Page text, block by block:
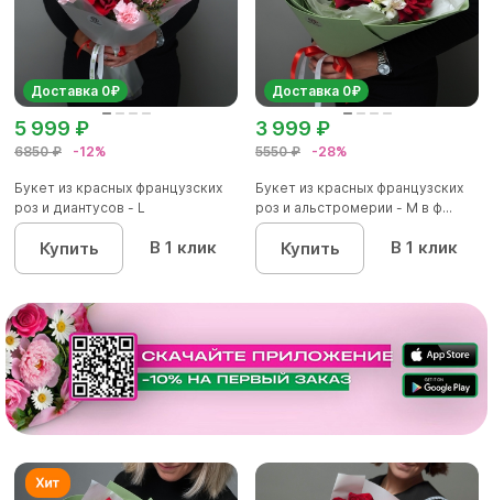
Доставка 0₽
6850 ₽ -12%
5 999 ₽
Букет из красных французских
роз и диантусов - L
Купить В 1 клик
Доставка 0₽
5550 ₽ -28%
3 999 ₽
Букет из красных французских
роз и альстромерии - М в ф...
Купить В 1 клик